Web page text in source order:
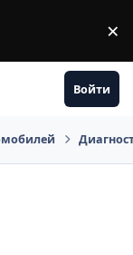
×
Войти